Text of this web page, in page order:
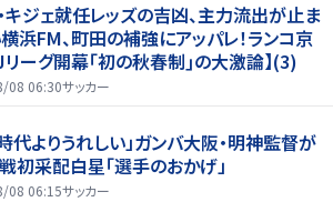
キジェ就任レッズの吉凶、主力流出が止ま
浜FM、町田の補強にアッパレ！ランコ京
リーグ開幕｢初の秋春制｣の大激論】(3)
08 06:30サッカー
代よりうれしい」ガンバ大阪・明神監督が
初采配白星「選手のおかげ」
08 06:15サッカー